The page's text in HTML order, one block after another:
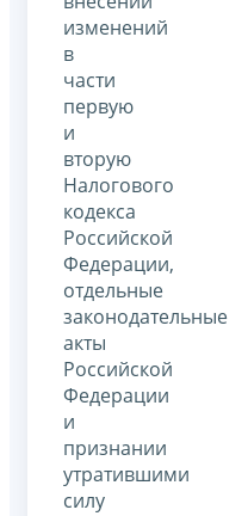
изменений
в
части
первую
и
вторую
Налогового
кодекса
Российской
Федерации,
отдельные
законодательные
акты
Российской
Федерации
и
признании
утратившими
силу